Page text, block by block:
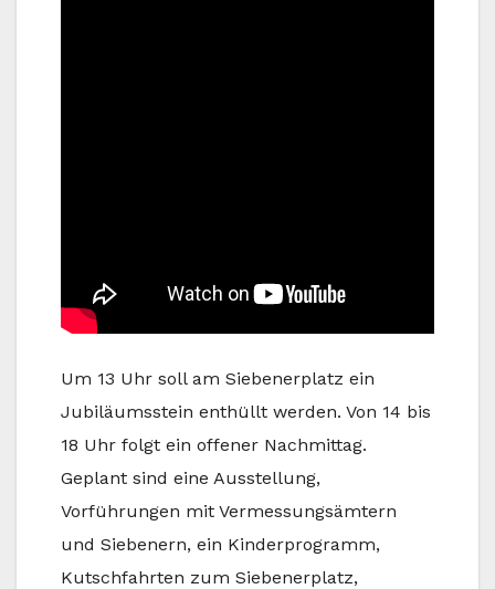
Um 13 Uhr soll am Siebenerplatz ein
Jubiläumsstein enthüllt werden. Von 14 bis
18 Uhr folgt ein offener Nachmittag.
Geplant sind eine Ausstellung,
Vorführungen mit Vermessungsämtern
und Siebenern, ein Kinderprogramm,
Kutschfahrten zum Siebenerplatz,